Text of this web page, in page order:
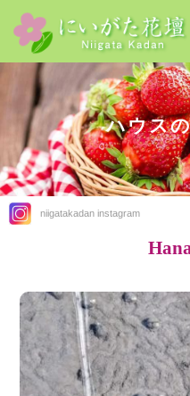
ハウス
niigatakadan instagram